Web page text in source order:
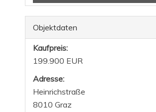
Objektdaten
Kaufpreis:
199.900 EUR
Adresse:
Heinrichstraße
8010 Graz